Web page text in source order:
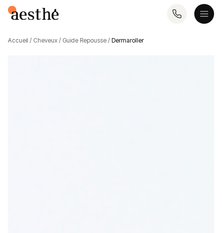
Accueil / Cheveux / Guide Repousse / Dermaroller